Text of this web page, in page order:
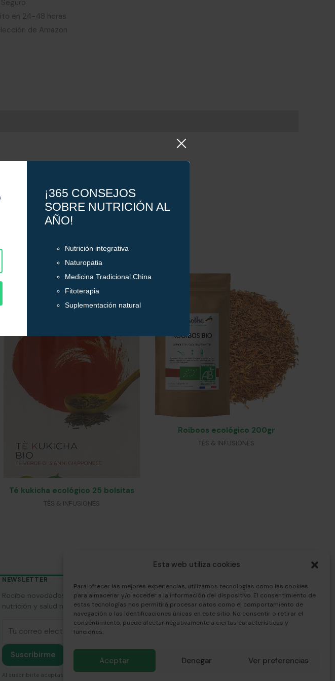
Esta web utiliza cookies
Para ofrecer las mejores experiencias, utilizamos tecnologías como las cookies
para almacenar y/o acceder a la información del dispositivo. El consentimiento de
estas tecnologías nos permitirá procesar datos como el comportamiento de
navegación o las identificaciones únicas en este sitio. No consentir o retirar el
consentimiento, puede afectar negativamente a ciertas características y
funciones.
Aceptar Denegar Ver preferencias
en 24-48 horas
de Amazon
Té kukicha ecológico 25 bolsitas
TÉS & INFUSIONES
Roiboos ecológico 200gr
TÉS & INFUSIONES
NEWSLETTER
Recibe novedades sobre cursos,
nutrición y salud natural.
Suscribirme
Al suscribirte aceptas la